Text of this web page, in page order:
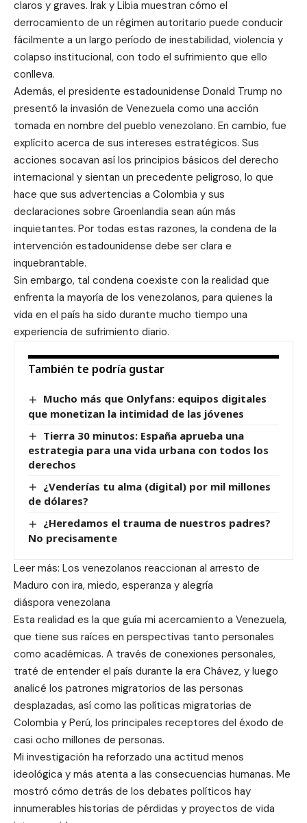
claros y graves. Irak y Libia muestran cómo el
derrocamiento de un régimen autoritario puede conducir
fácilmente a un largo período de inestabilidad, violencia y
colapso institucional, con todo el sufrimiento que ello
conlleva.
Además, el presidente estadounidense Donald Trump no
presentó la invasión de Venezuela como una acción
tomada en nombre del pueblo venezolano. En cambio, fue
explícito acerca de sus intereses estratégicos. Sus
acciones socavan así los principios básicos del derecho
internacional y sientan un precedente peligroso, lo que
hace que sus advertencias a Colombia y sus
declaraciones sobre Groenlandia sean aún más
inquietantes. Por todas estas razones, la condena de la
intervención estadounidense debe ser clara e
inquebrantable.
Sin embargo, tal condena coexiste con la realidad que
enfrenta la mayoría de los venezolanos, para quienes la
vida en el país ha sido durante mucho tiempo una
experiencia de sufrimiento diario.
También te podría gustar
Mucho más que Onlyfans: equipos digitales
que monetizan la intimidad de las jóvenes
Tierra 30 minutos: España aprueba una
estrategia para una vida urbana con todos los
derechos
¿Venderías tu alma (digital) por mil millones
de dólares?
¿Heredamos el trauma de nuestros padres?
No precisamente
Leer más: Los venezolanos reaccionan al arresto de
Maduro con ira, miedo, esperanza y alegría
diáspora venezolana
Esta realidad es la que guía mi acercamiento a Venezuela,
que tiene sus raíces en perspectivas tanto personales
como académicas. A través de conexiones personales,
traté de entender el país durante la era Chávez, y luego
analicé los patrones migratorios de las personas
desplazadas, así como las políticas migratorias de
Colombia y Perú, los principales receptores del éxodo de
casi ocho millones de personas.
Mi investigación ha reforzado una actitud menos
ideológica y más atenta a las consecuencias humanas. Me
mostró cómo detrás de los debates políticos hay
innumerables historias de pérdidas y proyectos de vida